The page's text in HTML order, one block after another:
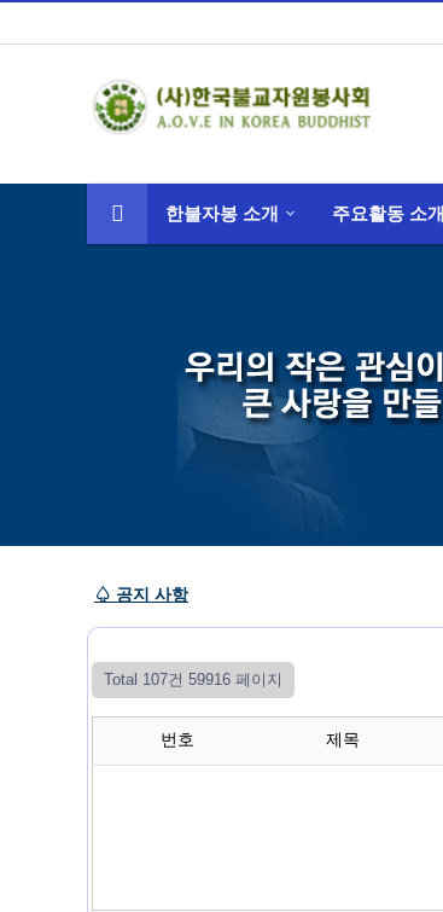
한불자봉 소개 주요활동 소개
♤ 공지 사항
Total 107건 59916 페이지
번호 제목